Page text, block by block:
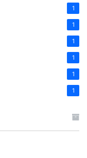
1
1
1
1
1
1